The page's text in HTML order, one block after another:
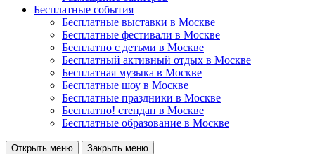
Бесплатные события
Бесплатные выставки в Москве
Бесплатные фестивали в Москве
Бесплатно с детьми в Москве
Бесплатный активный отдых в Москве
Бесплатная музыка в Москве
Бесплатные шоу в Москве
Бесплатные праздники в Москве
Бесплатно! стендап в Москве
Бесплатные образование в Москве
Открыть меню Закрыть меню